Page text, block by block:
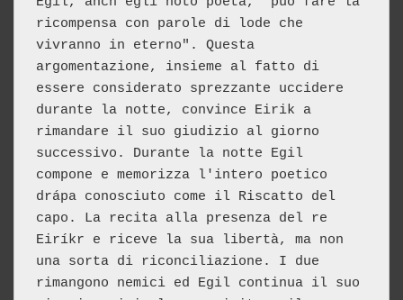
ricompensa con parole di lode che
vivranno in eterno". Questa
argomentazione, insieme al fatto di
essere considerato sprezzante uccidere
durante la notte, convince Eirik a
rimandare il suo giudizio al giorno
successivo. Durante la notte Egil
compone e memorizza l'intero poetico
drápa conosciuto come il Riscatto del
capo. La recita alla presenza del re
Eiríkr e riceve la sua libertà, ma non
una sorta di riconciliazione. I due
rimangono nemici ed Egil continua il suo